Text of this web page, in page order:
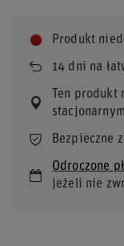
Produkt
14 dni na
Ten
stacjonarnym
Bezpieczne
Odroczone
jeżeli nie